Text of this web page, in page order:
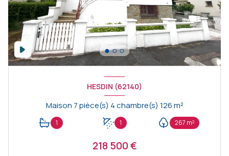
HESDIN (62140)
Maison 7 pièce(s) 4 chambre(s) 126 m²
1 1 267 m²
218 500 €